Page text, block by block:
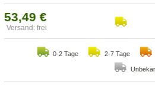
53,49 €
Versand: frei
0-2 Tage 2-7 Tage